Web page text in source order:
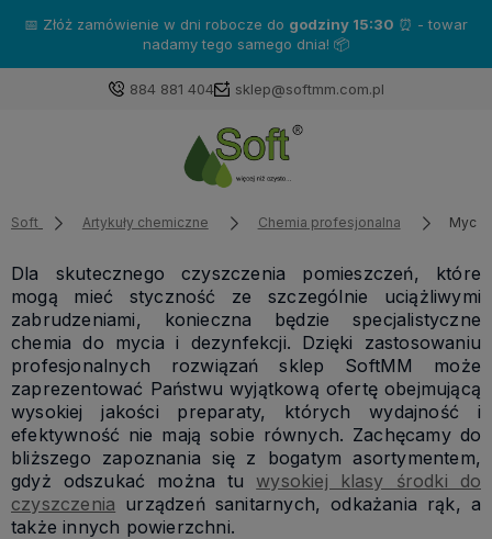
Zakup produkty markiKatrin - a otrzymasz gratisy!❤️
884 881 404 sklep@softmm.com.pl
Soft Artykuły chemiczne Chemia profesjonalna
Dla skutecznego czyszczenia pomieszczeń, które
mogą mieć styczność ze szczególnie uciążliwymi
zabrudzeniami, konieczna będzie specjalistyczne
chemia do mycia i dezynfekcji. Dzięki zastosowaniu
profesjonalnych rozwiązań sklep SoftMM może
zaprezentować Państwu wyjątkową ofertę obejmującą
wysokiej jakości preparaty, których wydajność i
efektywność nie mają sobie równych. Zachęcamy do
bliższego zapoznania się z bogatym asortymentem,
gdyż odszukać można tuwysokiej klasy środki do
czyszczenia urządzeń sanitarnych, odkażania rąk, a
także innych powierzchni.